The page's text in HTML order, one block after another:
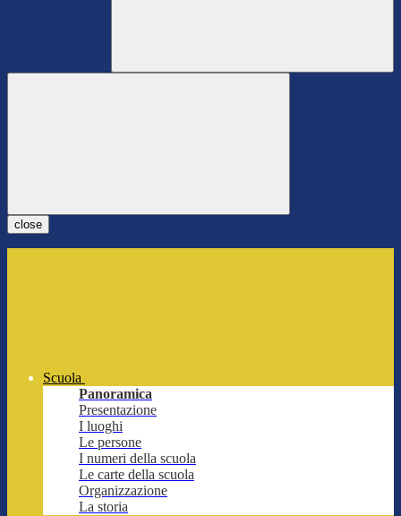
close
Scuola
Panoramica
Presentazione
I luoghi
Le persone
I numeri della scuola
Le carte della scuola
Organizzazione
La storia